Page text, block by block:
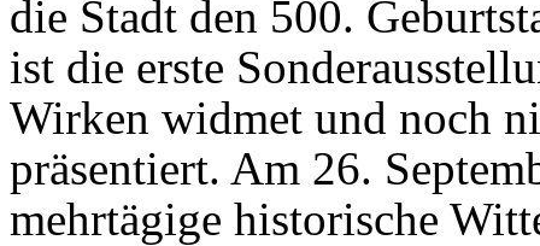
die Stadt den 500.
ist die erste
Wirken widmet und noch
präsentiert. Am 26.
mehrtägige historische